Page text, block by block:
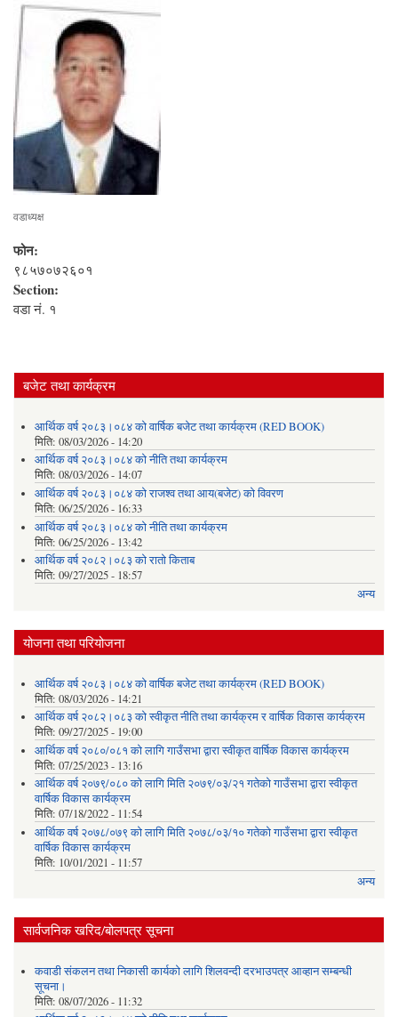
वडाध्यक्ष
फोन:
९८५७०७२६०१
Section:
वडा नं. १
बजेट तथा कार्यक्रम
आर्थिक वर्ष २०८३।०८४ को वार्षिक बजेट तथा कार्यक्रम (RED BOOK)
मिति: 08/03/2026 - 14:20
आर्थिक वर्ष २०८३।०८४ को नीति तथा कार्यक्रम
मिति: 08/03/2026 - 14:07
आर्थिक वर्ष २०८३।०८४ को राजश्व तथा आय(बजेट) को विवरण
मिति: 06/25/2026 - 16:33
आर्थिक वर्ष २०८३।०८४ को नीति तथा कार्यक्रम
मिति: 06/25/2026 - 13:42
आर्थिक वर्ष २०८२।०८३ को रातो किताब
मिति: 09/27/2025 - 18:57
अन्य
योजना तथा परियोजना
आर्थिक वर्ष २०८३।०८४ को वार्षिक बजेट तथा कार्यक्रम (RED BOOK)
मिति: 08/03/2026 - 14:21
आर्थिक वर्ष २०८२।०८३ को स्वीकृत नीति तथा कार्यक्रम र वार्षिक विकास कार्यक्रम
मिति: 09/27/2025 - 19:00
आर्थिक वर्ष २०८०/०८१ को लागि गाउँसभा द्वारा स्वीकृत वार्षिक विकास कार्यक्रम
मिति: 07/25/2023 - 13:16
आर्थिक वर्ष २०७९/०८० को लागि मिति २०७९/०३/२१ गतेको गाउँसभा द्वारा स्वीकृत
वार्षिक विकास कार्यक्रम
मिति: 07/18/2022 - 11:54
आर्थिक वर्ष २०७८/०७९ को लागि मिति २०७८/०३/१० गतेको गाउँसभा द्वारा स्वीकृत
वार्षिक विकास कार्यक्रम
मिति: 10/01/2021 - 11:57
अन्य
सार्वजनिक खरिद/बोलपत्र सूचना
कवाडी संकलन तथा निकासी कार्यको लागि शिलवन्दी दरभाउपत्र आव्हान सम्बन्धी
सूचना।
मिति: 08/07/2026 - 11:32